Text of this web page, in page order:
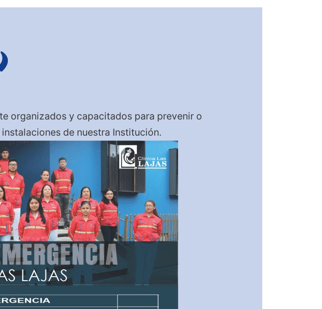
organizados y capacitados para prevenir o
de nuestra Institución.